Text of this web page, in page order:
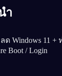
ำ
ด Windows 11 +
Boot / Login